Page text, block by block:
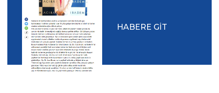
HABERE GİT